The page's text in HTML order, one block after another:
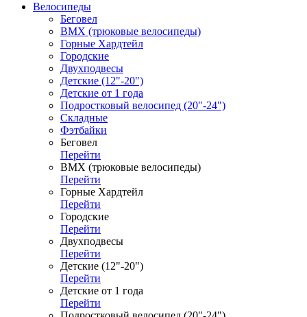
Велосипеды
Беговел
ВМХ (трюковые велосипеды)
Горные Хардтейл
Городские
Двухподвесы
Детские (12"-20")
Детские от 1 года
Подростковый велосипед (20"-24")
Складные
Фэтбайки
Беговел
Перейти
ВМХ (трюковые велосипеды)
Перейти
Горные Хардтейл
Перейти
Городские
Перейти
Двухподвесы
Перейти
Детские (12"-20")
Перейти
Детские от 1 года
Перейти